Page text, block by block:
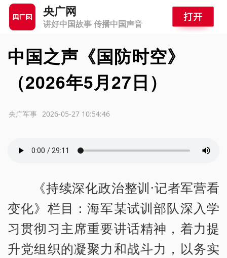
央广网
讲好中国故事 传播中国声音
中国之声《国防时空》
（2026年5月27日）
2026-05-27 10:54:46
央广军事
《持续深化政治整训·记者军营看
变化》栏目：海军某试训部队深入学
习贯彻习主席重要讲话精神，着力提
升党组织的凝聚力和战斗力，以务实